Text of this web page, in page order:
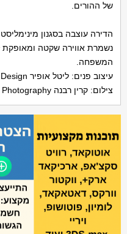
של ההורים.
הדירה עוצבה בסגנון
נשמרת אווירה שקטה ומאופקת
המשפחה.
עיצוב פנים: ליטל אופיר Lital Ophir Interior Design
צילום: קרין רבנה Karin Ravenna Photography